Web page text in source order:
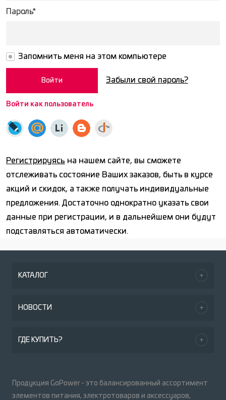
Пароль*
Запомнить меня на этом компьютере
Забыли свой пароль?
Войти как пользователь
Регистрируясь на нашем сайте, вы сможете
отслеживать состояние Ваших заказов, быть в курсе
акций и скидок, а также получать индивидуальные
предложения. Достаточно однократно указать свои
данные при регистрации, и в дальнейшем они будут
подставляться автоматически.
КАТАЛОГ
НОВОСТИ
ГДЕ КУПИТЬ?
Продукция GoPower - это балансированный ассортимент
элементов питания, электротоваров и аксессуаров,